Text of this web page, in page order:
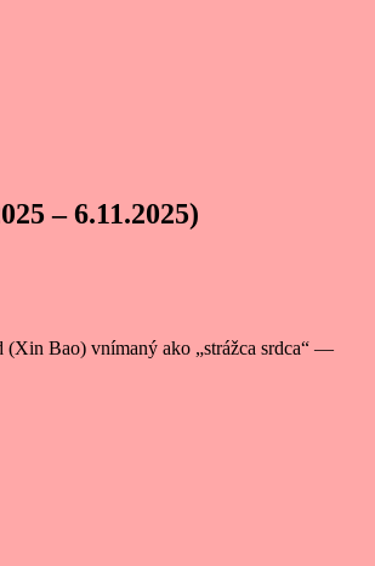
– 6.11.2025)
(Xin Bao) vnímaný ako „strážca srdca“ —